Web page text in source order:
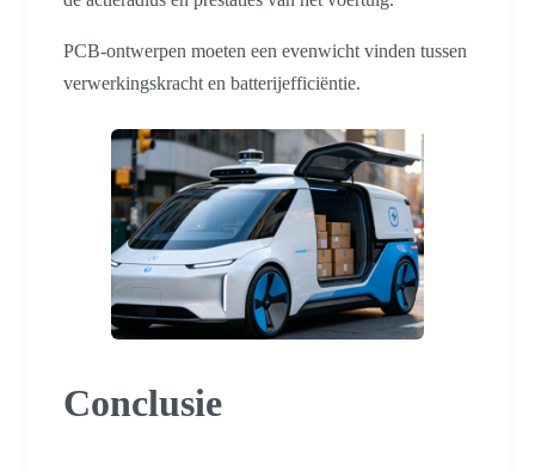
PCB-ontwerpen moeten een evenwicht vinden tussen
verwerkingskracht en batterijefficiëntie.
Conclusie